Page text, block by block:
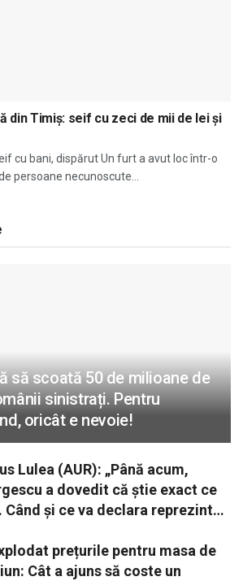
din Timiș: seif cu zeci de mii de lei și
cu bani, dispărut Un furt a avut loc într-o
persoane necunoscute...
să scoată 50 de milioane de
sinistrați. Pentru
oricât e nevoie!
Lulea (AUR): „Până acum,
a dovedit că știe exact ce
Când și ce va declara reprezintă
prețurile pentru masa de
Cât a ajuns să coste un